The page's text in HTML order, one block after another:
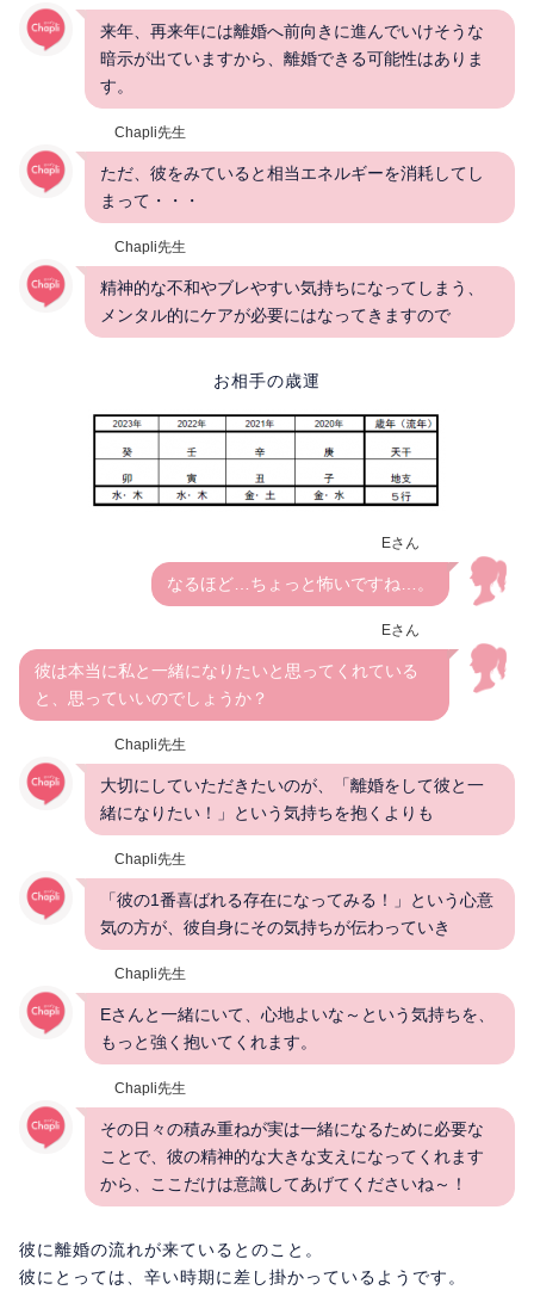
来年、再来年には離婚へ前向きに進んでいけそうな
暗示が出ていますから、離婚できる可能性はありま
す。
Chapli先生
ただ、彼をみていると相当エネルギーを消耗してし
まって・・・
Chapli先生
精神的な不和やブレやすい気持ちになってしまう、
メンタル的にケアが必要にはなってきますので
お相手の歳運
Eさん
なるほど…ちょっと怖いですね…。
Eさん
彼は本当に私と一緒になりたいと思ってくれている
と、思っていいのでしょうか？
Chapli先生
大切にしていただきたいのが、「離婚をして彼と一
緒になりたい！」という気持ちを抱くよりも
Chapli先生
「彼の1番喜ばれる存在になってみる！」という心意
気の方が、彼自身にその気持ちが伝わっていき
Chapli先生
Eさんと一緒にいて、心地よいな～という気持ちを、
もっと強く抱いてくれます。
Chapli先生
その日々の積み重ねが実は一緒になるために必要な
ことで、彼の精神的な大きな支えになってくれます
から、ここだけは意識してあげてくださいね～！
彼に離婚の流れが来ているとのこと。
彼にとっては、辛い時期に差し掛かっているようです。